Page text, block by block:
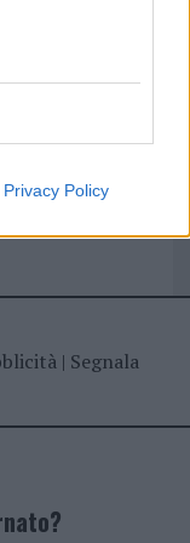
Privacy Policy
| Segnala